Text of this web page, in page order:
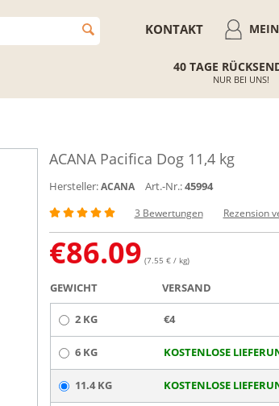
KONTAKT
40 TAGE
NUR BEI UNS!
ACANA Pacifica Dog 11,4 kg
Hersteller: ACANA Art.-Nr.:45994
3 Bewertungen Rezension
€86.09 (7.55 € / kg)
GEWICHT VERSAND
2 KG €4
6 KG KOSTENLOSE
11.4 KG KOSTENLOSE